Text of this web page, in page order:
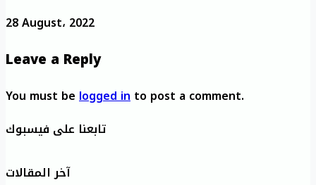
28 August، 2022
Leave a Reply
You must belogged into post a comment.
تابعنا على فيسبوك
آخر المقالات